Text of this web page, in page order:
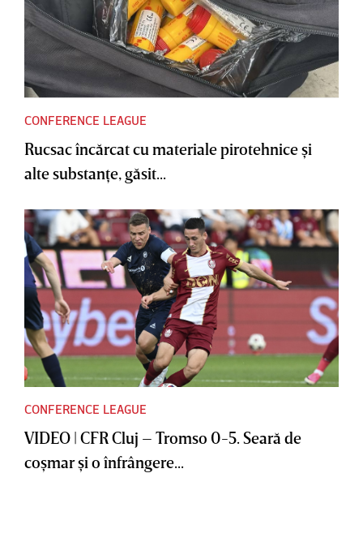
CONFERENCE LEAGUE
Rucsac încărcat cu materiale pirotehnice şi
alte substanţe, găsit...
CONFERENCE LEAGUE
VIDEO | CFR Cluj – Tromso 0-5. Seară de
coşmar şi o înfrângere...